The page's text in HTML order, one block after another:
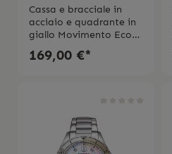
Cassa e bracciale in
acciaio e quadrante in
giallo Movimento Eco
Drive a carica
luce Diametro cassa 41
169,00 €*